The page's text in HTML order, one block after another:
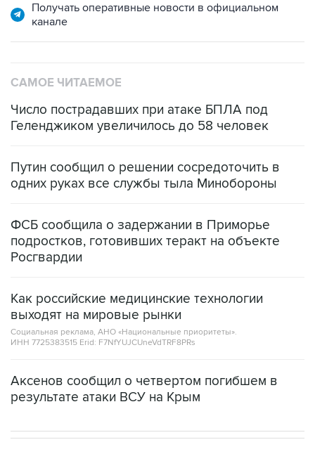
Число пострадавших при атаке БПЛА под
Путин сообщил о решении сосредоточить в
ФСБ сообщила о задержании в Приморье
Росгвардии
Как российские медицинские технологии
Социальная реклама, АНО «Национальные приоритеты».
ИНН 7725383515 Erid: F7NfYUJCUneVdTRF8PRs